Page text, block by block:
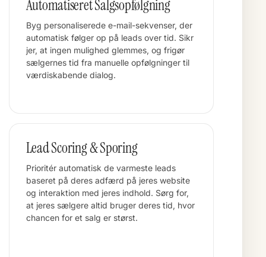
Automatiseret Salgsopfølgning
Byg personaliserede e-mail-sekvenser, der
automatisk følger op på leads over tid. Sikr
jer, at ingen mulighed glemmes, og frigør
sælgernes tid fra manuelle opfølgninger til
værdiskabende dialog.
Lead Scoring & Sporing
Prioritér automatisk de varmeste leads
baseret på deres adfærd på jeres website
og interaktion med jeres indhold. Sørg for,
at jeres sælgere altid bruger deres tid, hvor
chancen for et salg er størst.